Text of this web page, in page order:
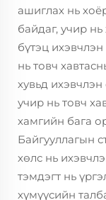
ашиглах нь
байдаг, учир
бүтэц
нь товч
хувьд
учир нь товч
хамгийн бага
Байгууллагын
хөлс нь
тэмдэгт нь
хүмүүсийн